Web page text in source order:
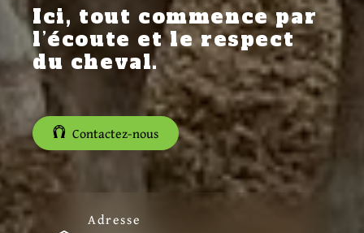
Ici, tout commence par
l’écoute et le respect
du cheval.
Contactez-nous
Adresse